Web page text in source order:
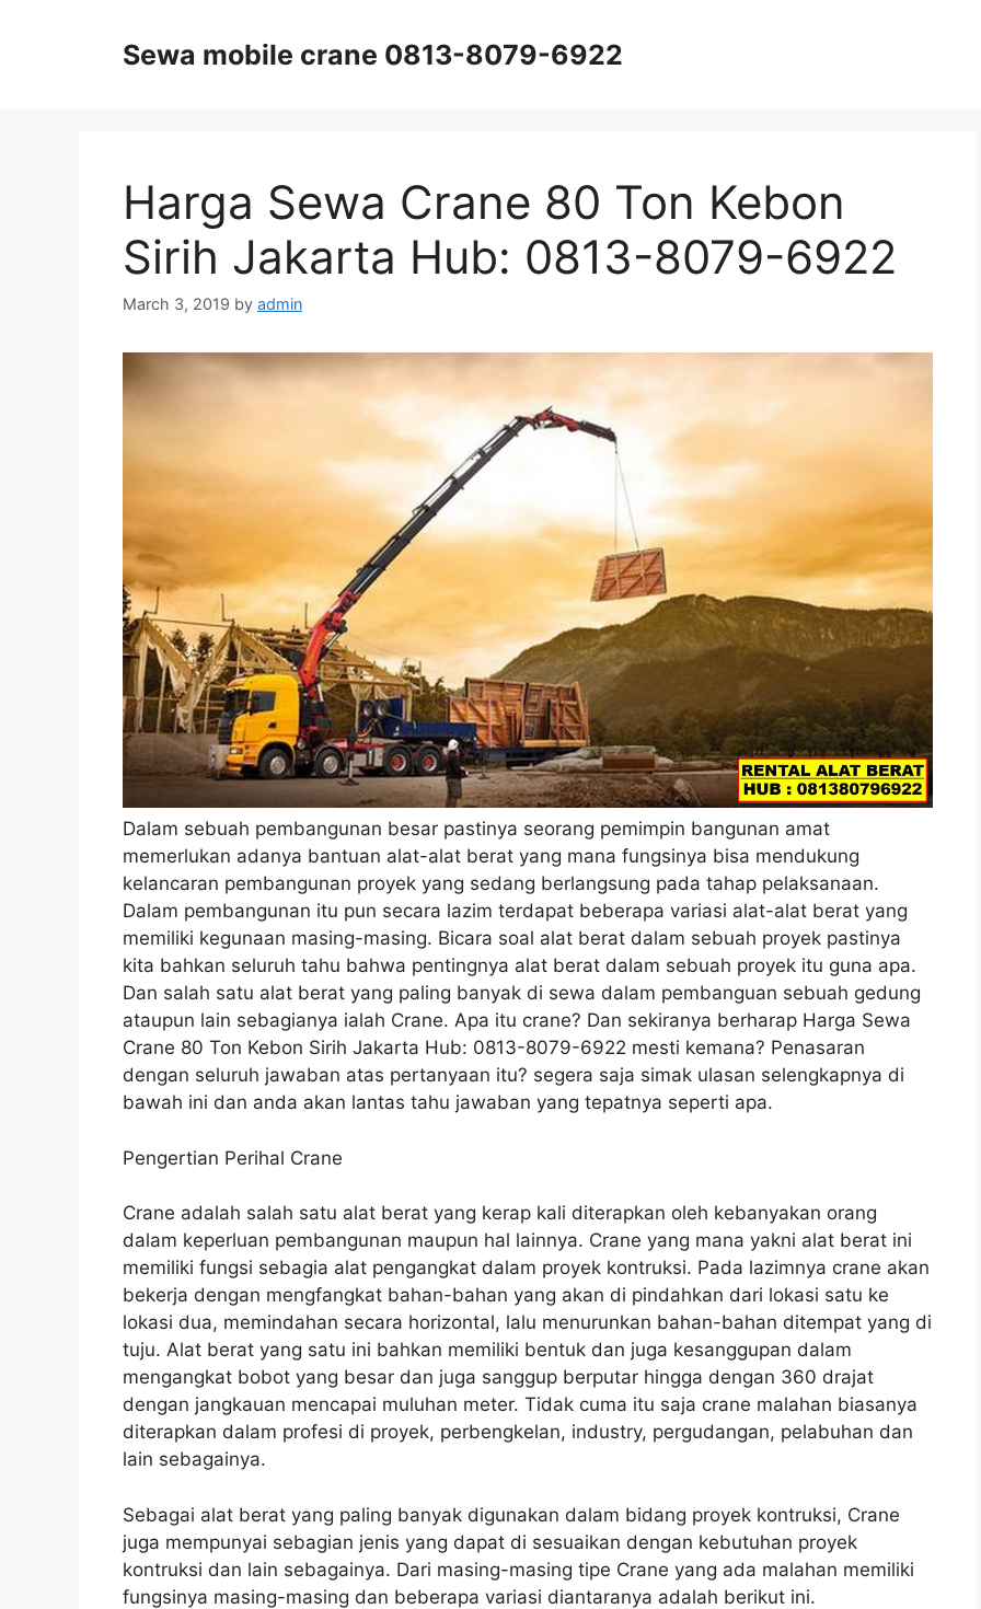
Sewa mobile crane 0813-8079-6922
Harga Sewa Crane 80 Ton Kebon
Sirih Jakarta Hub: 0813-8079-6922
March 3, 2019 by admin
Dalam sebuah pembangunan besar pastinya seorang pemimpin bangunan amat
memerlukan adanya bantuan alat-alat berat yang mana fungsinya bisa mendukung
kelancaran pembangunan proyek yang sedang berlangsung pada tahap pelaksanaan.
Dalam pembangunan itu pun secara lazim terdapat beberapa variasi alat-alat berat yang
memiliki kegunaan masing-masing. Bicara soal alat berat dalam sebuah proyek pastinya
kita bahkan seluruh tahu bahwa pentingnya alat berat dalam sebuah proyek itu guna apa.
Dan salah satu alat berat yang paling banyak di sewa dalam pembanguan sebuah gedung
ataupun lain sebagianya ialah Crane. Apa itu crane? Dan sekiranya berharap Harga Sewa
Crane 80 Ton Kebon Sirih Jakarta Hub: 0813-8079-6922 mesti kemana? Penasaran
dengan seluruh jawaban atas pertanyaan itu? segera saja simak ulasan selengkapnya di
bawah ini dan anda akan lantas tahu jawaban yang tepatnya seperti apa.
Pengertian Perihal Crane
Crane adalah salah satu alat berat yang kerap kali diterapkan oleh kebanyakan orang
dalam keperluan pembangunan maupun hal lainnya. Crane yang mana yakni alat berat ini
memiliki fungsi sebagia alat pengangkat dalam proyek kontruksi. Pada lazimnya crane akan
bekerja dengan mengfangkat bahan-bahan yang akan di pindahkan dari lokasi satu ke
lokasi dua, memindahan secara horizontal, lalu menurunkan bahan-bahan ditempat yang di
tuju. Alat berat yang satu ini bahkan memiliki bentuk dan juga kesanggupan dalam
mengangkat bobot yang besar dan juga sanggup berputar hingga dengan 360 drajat
dengan jangkauan mencapai muluhan meter. Tidak cuma itu saja crane malahan biasanya
diterapkan dalam profesi di proyek, perbengkelan, industry, pergudangan, pelabuhan dan
lain sebagainya.
Sebagai alat berat yang paling banyak digunakan dalam bidang proyek kontruksi, Crane
juga mempunyai sebagian jenis yang dapat di sesuaikan dengan kebutuhan proyek
kontruksi dan lain sebagainya. Dari masing-masing tipe Crane yang ada malahan memiliki
fungsinya masing-masing dan beberapa variasi diantaranya adalah berikut ini.